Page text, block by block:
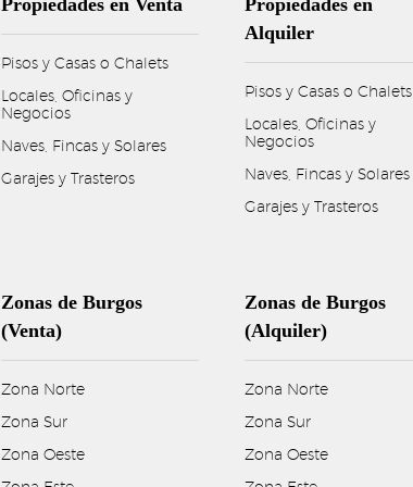
Pisos y Casas o Chalets
Locales, Oficinas y
Negocios
Naves, Fincas y Solares
Garajes y Trasteros
Alquiler
Pisos y Casas o Chalets
Locales, Oficinas y
Negocios
Naves, Fincas y Solares
Garajes y Trasteros
Zonas de Burgos
(Venta)
Zona Norte
Zona Sur
Zona Oeste
Zonas de Burgos
(Alquiler)
Zona Norte
Zona Sur
Zona Oeste